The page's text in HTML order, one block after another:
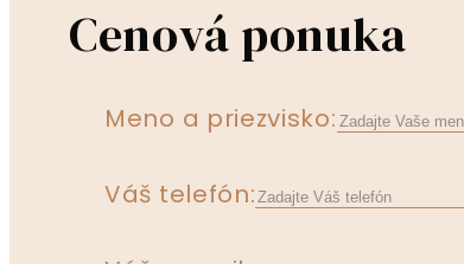
Cenová ponuka
Meno a priezvisko:
Váš telefón: